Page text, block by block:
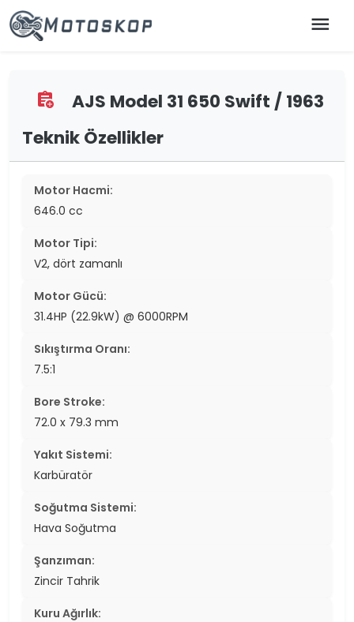
menu
assignment_add
AJS Model 31 650 Swift / 1963
Teknik Özellikler
Motor Hacmi:
646.0 cc
Motor Tipi:
V2, dört zamanlı
Motor Gücü:
31.4HP (22.9kW) @ 6000RPM
Sıkıştırma Oranı:
7.5:1
Bore Stroke:
72.0 x 79.3 mm
Yakıt Sistemi:
Karbüratör
Soğutma Sistemi:
Hava Soğutma
Şanzıman:
Zincir Tahrik
Kuru Ağırlık: